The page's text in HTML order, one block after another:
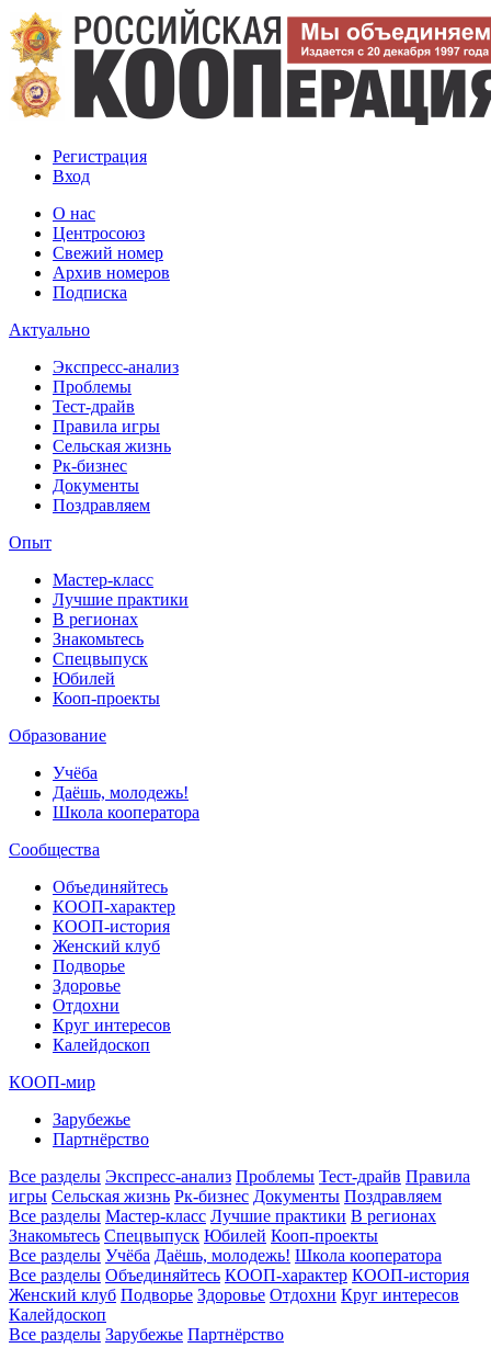
Регистрация
Вход
О нас
Центросоюз
Свежий номер
Архив номеров
Подписка
Актуально
Экспресс-анализ
Проблемы
Тест-драйв
Правила игры
Сельская жизнь
Рк-бизнес
Документы
Поздравляем
Опыт
Мастер-класс
Лучшие практики
В регионах
Знакомьтесь
Спецвыпуск
Юбилей
Кооп-проекты
Образование
Учёба
Даёшь, молодежь!
Школа кооператора
Сообщества
Объединяйтесь
КООП-характер
КООП-история
Женский клуб
Подворье
Здоровье
Отдохни
Круг интересов
Калейдоскоп
КООП-мир
Зарубежье
Партнёрство
Все разделы Экспресс-анализ Проблемы Тест-драйв Правила
игры Сельская жизнь Рк-бизнес Документы Поздравляем
Все разделы Мастер-класс Лучшие практики В регионах
Знакомьтесь Спецвыпуск Юбилей Кооп-проекты
Все разделы Учёба Даёшь, молодежь! Школа кооператора
Все разделы Объединяйтесь КООП-характер КООП-история
Женский клуб Подворье Здоровье Отдохни Круг интересов
Калейдоскоп
Все разделы Зарубежье Партнёрство